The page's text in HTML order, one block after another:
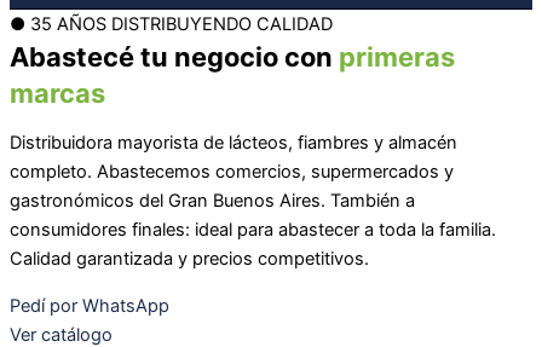
● 35 AÑOS DISTRIBUYENDO CALIDAD
Abastecé tu negocio con primeras
marcas
Distribuidora mayorista de lácteos, fiambres y almacén
completo. Abastecemos comercios, supermercados y
gastronómicos del Gran Buenos Aires. También a
consumidores finales: ideal para abastecer a toda la familia.
Calidad garantizada y precios competitivos.
Pedí por WhatsApp
Ver catálogo